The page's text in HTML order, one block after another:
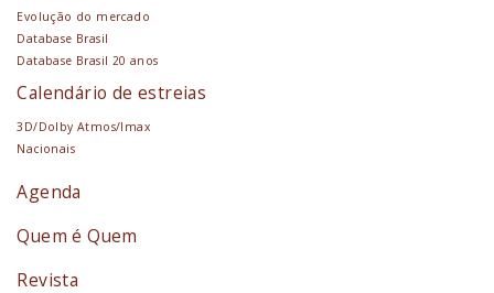
Evolução do mercado
Database Brasil
Database Brasil 20 anos
Calendário de estreias
3D/Dolby Atmos/Imax
Nacionais
Agenda
Quem é Quem
Revista